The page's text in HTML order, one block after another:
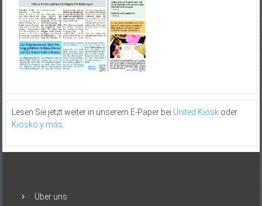
Lesen Sie jetzt weiter in unserem E-Paper bei United Kioskoder
Kiosko y más
Über uns